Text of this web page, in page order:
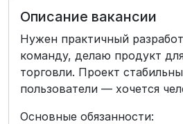
Описание вакансии
Нужен практичный
команду, делаю продукт
торговли. Проект
пользователи — хочется
Основные обязанности: